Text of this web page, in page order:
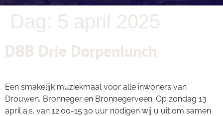
Dag: 5 april 2025
DBB Drie Dorpenlunch
Een smakelijk muziekmaal voor alle inwoners van
Drouwen, Bronneger en Bronnegerveen. Op zondag 13
april a.s. van 12:00-15:30 uur nodigen wij u uit om samen